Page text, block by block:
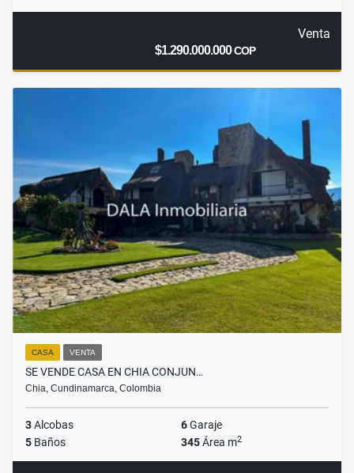
Venta
$1.290.000.000COP
CASA VENTA
SE VENDE CASA EN CHIA CONJUN…
Chia, Cundinamarca, Colombia
3Alcobas 6Garaje
5 Baños 345Área m2